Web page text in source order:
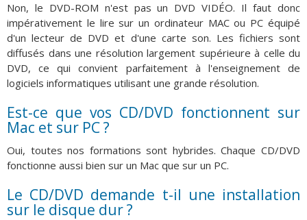
Non, le DVD-ROM n'est pas un DVD VIDÉO. Il faut donc
impérativement le lire sur un ordinateur MAC ou PC équipé
d'un lecteur de DVD et d'une carte son. Les fichiers sont
diffusés dans une résolution largement supérieure à celle du
DVD, ce qui convient parfaitement à l'enseignement de
logiciels informatiques utilisant une grande résolution.
Est-ce que vos CD/DVD fonctionnent sur
Mac et sur PC ?
Oui, toutes nos formations sont hybrides. Chaque CD/DVD
fonctionne aussi bien sur un Mac que sur un PC.
Le CD/DVD demande t-il une installation
sur le disque dur ?